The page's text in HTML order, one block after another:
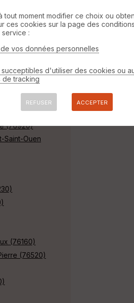
Le Mesnil Esnard Le Mesnil-
départ du carrefour market du
en passant par Bonsecours et
du tramway »
(76920)
Saint-Ouen
(76160)
(76520)
tout moment modifier ce choix ou
ces cookies sur la page des
:
vos données personnelles
succeptibles d'utiliser des cookies ou
de tracking
REFUSER ACCEPTER